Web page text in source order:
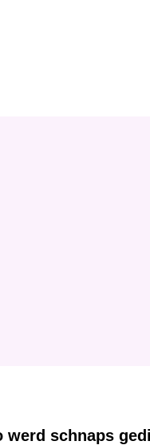
werd schnaps